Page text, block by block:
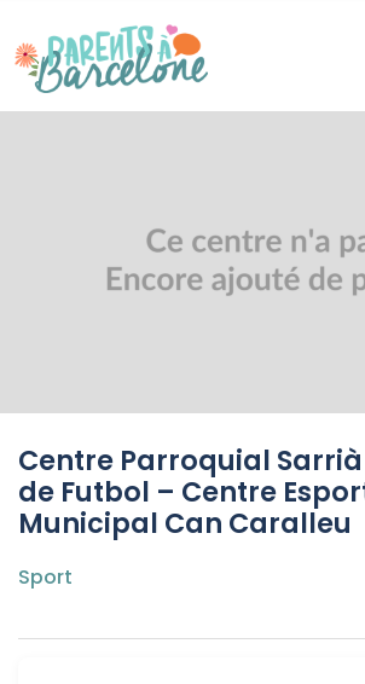
Centre Parroquial
de Futbol – Centre
Municipal Can Caralleu
Sport